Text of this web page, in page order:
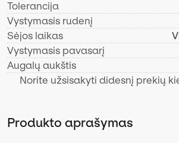
Tolerancija
Vystymasis rudenį
Sėjos laikas
Vystymasis pavasarį
Augalų aukštis
Norite užsisakyti didesnį prekių
Produkto aprašymas